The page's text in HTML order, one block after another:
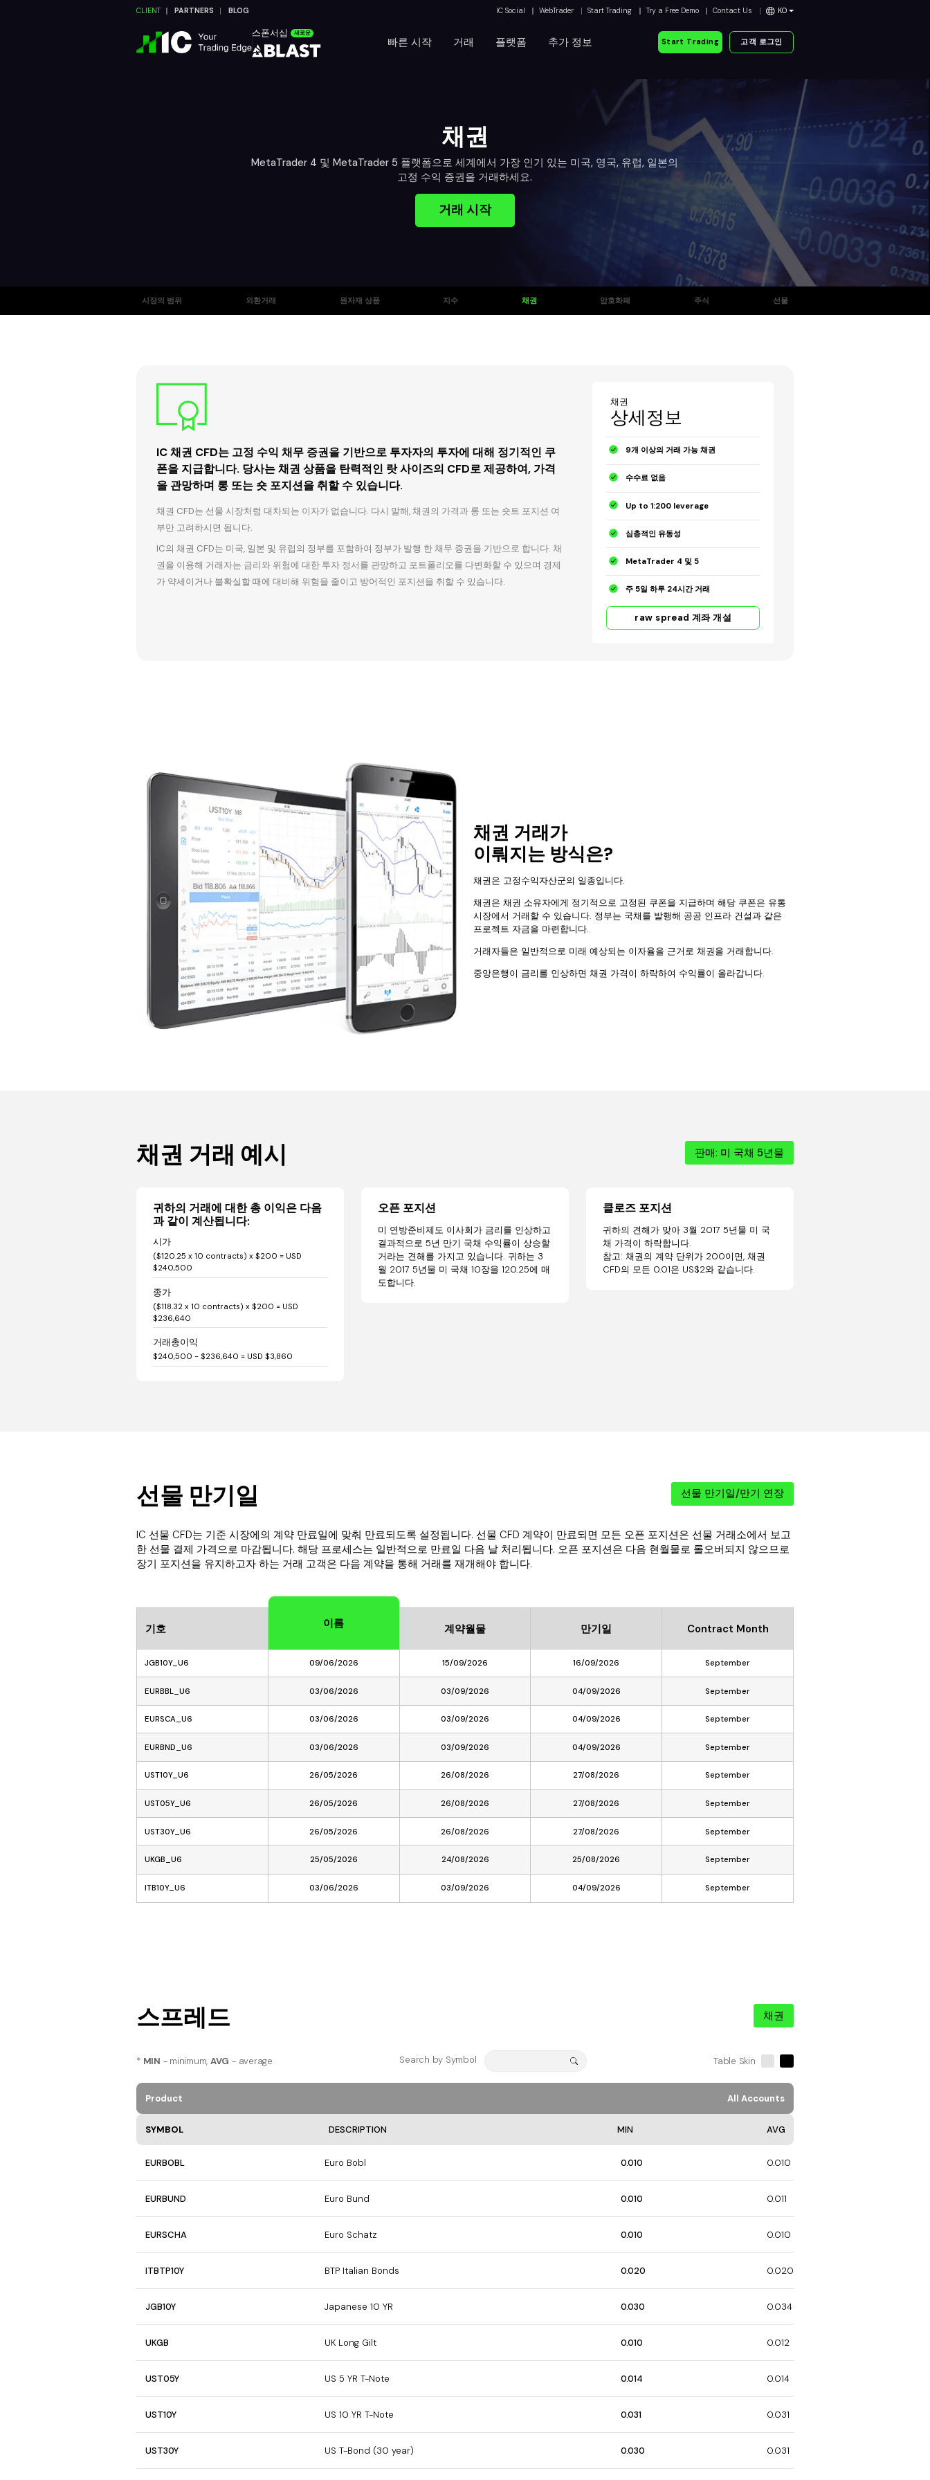
CLIENT PARTNERS BLOG IC Social WebTrader Start Trading Try a Free Demo Contact Us KO
스폰서십 새로운
빠른 시작 거래 플랫폼 추가 정보 Start Trading 고객 로그인
채권
MetaTrader 4 및 MetaTrader 5 플랫폼으로 세계에서 가장 인기 있는 미국, 영국, 유럽, 일본의
고정 수익 증권을 거래하세요.
거래 시작
시장의 범위 외환거래 원자재 상품 지수 채권 암호화폐 주식 선물
IC 채권 CFD는 고정 수익 채무 증권을 기반으로 투자자의 투자에 대해 정기적인 쿠
폰을 지급합니다. 당사는 채권 상품을 탄력적인 랏 사이즈의 CFD로 제공하여, 가격
을 관망하며 롱 또는 숏 포지션을 취할 수 있습니다.
채권 CFD는 선물 시장처럼 대차되는 이자가 없습니다. 다시 말해, 채권의 가격과 롱 또는 숏트 포지션 여
부만 고려하시면 됩니다.
IC의 채권 CFD는 미국, 일본 및 유럽의 정부를 포함하여 정부가 발행 한 채무 증권을 기반으로 합니다. 채
권을 이용해 거래자는 금리와 위험에 대한 투자 정서를 관망하고 포트폴리오를 다변화할 수 있으며 경제
가 약세이거나 불확실할 때에 대비해 위험을 줄이고 방어적인 포지션을 취할 수 있습니다.
채권
상세정보
9개 이상의 거래 가능 채권
수수료 없음
Up to 1:200 leverage
심층적인 유동성
MetaTrader 4 및 5
주 5일 하루 24시간 거래
raw spread 계좌 개설
채권 거래가
이뤄지는 방식은?
채권은 고정수익자산군의 일종입니다.
채권은 채권 소유자에게 정기적으로 고정된 쿠폰을 지급하며 해당 쿠폰은 유통
시장에서 거래할 수 있습니다. 정부는 국채를 발행해 공공 인프라 건설과 같은
프로젝트 자금을 마련합니다.
거래자들은 일반적으로 미래 예상되는 이자율을 근거로 채권을 거래합니다.
중앙은행이 금리를 인상하면 채권 가격이 하락하여 수익률이 올라갑니다.
채권 거래 예시 판매: 미 국채 5년물
귀하의 거래에 대한 총 이익은 다음
과 같이 계산됩니다:
시가
($120.25 x 10 contracts) x $200 = USD
$240,500
종가
($118.32 x 10 contracts) x $200 = USD
$236,640
거래총이익
$240,500 - $236,640 = USD $3,860
오픈 포지션
미 연방준비제도 이사회가 금리를 인상하고
결과적으로 5년 만기 국채 수익률이 상승할
거라는 견해를 가지고 있습니다. 귀하는 3
월 2017 5년물 미 국채 10장을 120.25에 매
도합니다.
클로즈 포지션
귀하의 견해가 맞아 3월 2017 5년물 미 국
채 가격이 하락합니다.
참고: 채권의 계약 단위가 200이면, 채권
CFD의 모든 0.01은 US$2와 같습니다.
선물 만기일 선물 만기일/만기 연장
IC 선물 CFD는 기준 시장에의 계약 만료일에 맞춰 만료되도록 설정됩니다. 선물 CFD 계약이 만료되면 모든 오픈 포지션은 선물 거래소에서 보고
한 선물 결제 가격으로 마감됩니다. 해당 프로세스는 일반적으로 만료일 다음 날 처리됩니다. 오픈 포지션은 다음 현월물로 롤오버되지 않으므로
장기 포지션을 유지하고자 하는 거래 고객은 다음 계약을 통해 거래를 재개해야 합니다.
기호
JGB10Y_U6
EURBBL_U6
EURSCA_U6
EURBND_U6
UST10Y_U6
UST05Y_U6
UST30Y_U6
UKGB_U6
ITB10Y_U6
이름
09/06/2026
03/06/2026
03/06/2026
03/06/2026
26/05/2026
26/05/2026
26/05/2026
25/05/2026
03/06/2026
계약월물
15/09/2026
03/09/2026
03/09/2026
03/09/2026
26/08/2026
26/08/2026
26/08/2026
24/08/2026
03/09/2026
만기일
16/09/2026
04/09/2026
04/09/2026
04/09/2026
27/08/2026
27/08/2026
27/08/2026
25/08/2026
04/09/2026
Contract Month
September
September
September
September
September
September
September
September
September
스프레드 채권
* MIN - minimum, AVG - average Search by Symbol Table Skin
Product All Accounts
SYMBOL DESCRIPTION MIN AVG
EURBOBL Euro Bobl 0.010 0.010
EURBUND Euro Bund 0.010 0.011
EURSCHA Euro Schatz 0.010 0.010
ITBTP10Y BTP Italian Bonds 0.020 0.020
JGB10Y Japanese 10 YR 0.030 0.034
UKGB UK Long Gilt 0.010 0.012
UST05Y US 5 YR T-Note 0.014 0.014
UST10Y US 10 YR T-Note 0.031 0.031
UST30Y US T-Bond (30 year) 0.030 0.031